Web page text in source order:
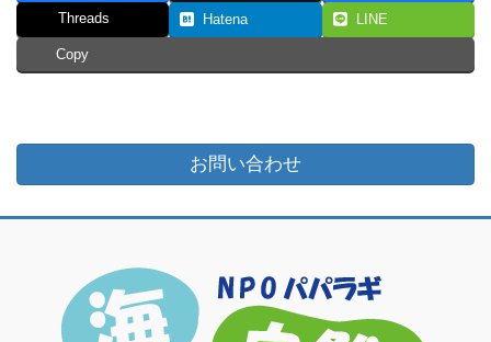
Threads Hatena LINE
Copy
お問い合わせ